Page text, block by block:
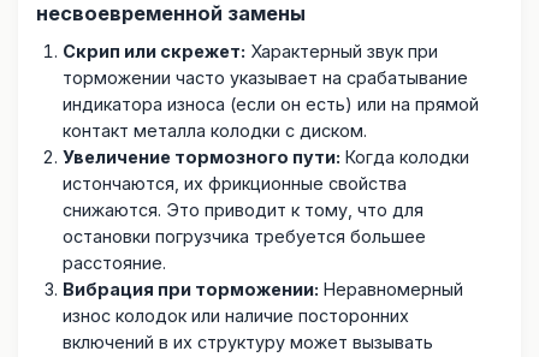
несвоевременной замены
Скрип или скрежет: Характерный звук при
торможении часто указывает на срабатывание
индикатора износа (если он есть) или на прямой
контакт металла колодки с диском.
Увеличение тормозного пути: Когда колодки
истончаются, их фрикционные свойства
снижаются. Это приводит к тому, что для
остановки погрузчика требуется большее
расстояние.
Вибрация при торможении: Неравномерный
износ колодок или наличие посторонних
включений в их структуру может вызывать